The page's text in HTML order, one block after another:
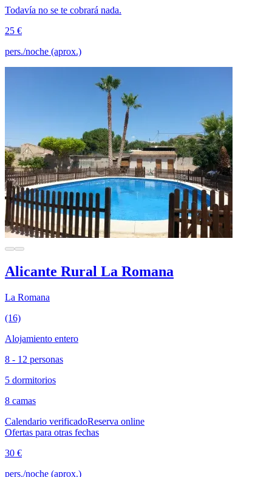
Todavía no se te cobrará nada.
25 €
pers./noche (aprox.)
Alicante Rural La Romana
La Romana
(16)
Alojamiento entero
8 - 12 personas
5 dormitorios
8 camas
Calendario verificadoReserva online
Ofertas para otras fechas
30 €
pers./noche (aprox.)